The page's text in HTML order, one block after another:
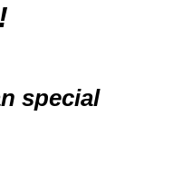
special